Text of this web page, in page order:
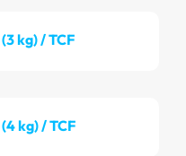
kg) / TCF
kg) / TCF